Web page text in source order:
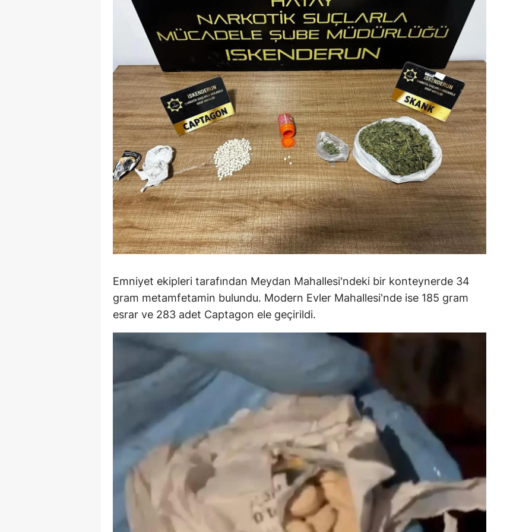
Mersin
İstanbul
Kars
Kastamonu
Kayseri
Kırklareli
Kırşehir
Kocaeli
Konya
Malatya
Manisa
Kahramanmaraş
Muş
Niğde
Ordu
Rize
Sakarya
Emniyet ekipleri tarafından Meydan Mahallesi'ndeki bir konteynerde 34
gram metamfetamin bulundu. Modern Evler Mahallesi'nde ise 185 gram
esrar ve 283 adet Captagon ele geçirildi.